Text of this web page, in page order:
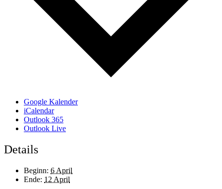
Google Kalender
iCalendar
Outlook 365
Outlook Live
Details
Beginn: 6 April
Ende: 12 April